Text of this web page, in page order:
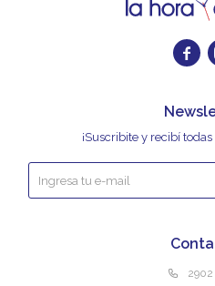

2902
¡Suscribite y recibí